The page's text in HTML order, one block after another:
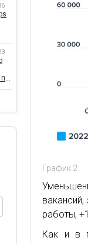
График 2
работы,
Как и в